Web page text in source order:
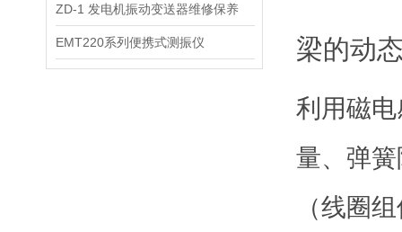
ZD-1 发电机振动变送器维修保养
EMT220系列便携式测振仪 梁的动
利用磁
量、弹
（线圈